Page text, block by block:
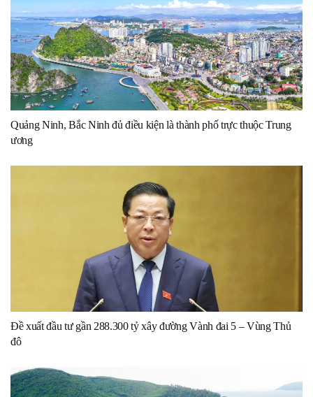
Quảng Ninh, Bắc Ninh đủ điều kiện là thành phố trực thuộc Trung
ương
Đề xuất đầu tư gần 288.300 tỷ xây đường Vành đai 5 – Vùng Thủ
đô